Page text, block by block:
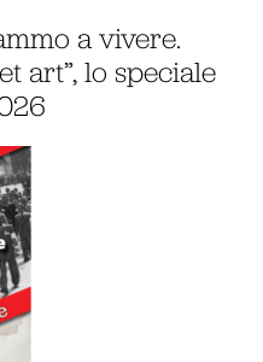
a vivere.
art”, lo speciale